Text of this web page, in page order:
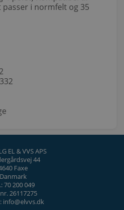
passer i normfelt og 35
EL & VVS APS
44
Faxe
Danmark
70 200 049
26117275
info@elvvs.dk